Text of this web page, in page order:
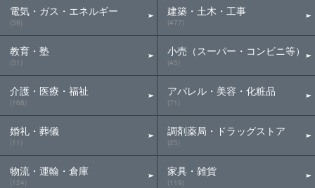
電気・ガス・エネルギー
(39)
教育・塾
(31)
介護・医療・福祉
(168)
婚礼・葬儀
(11)
物流・運輸・倉庫
(124)
建築・土木・工事
(477)
小売（スーパー・コンビニ等）
(45)
アパレル・美容・化粧品
(71)
調剤薬局・ドラッグストア
(25)
家具・雑貨
(119)